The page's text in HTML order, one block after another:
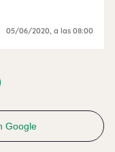
05/06/2020 , a las 08:00
Google